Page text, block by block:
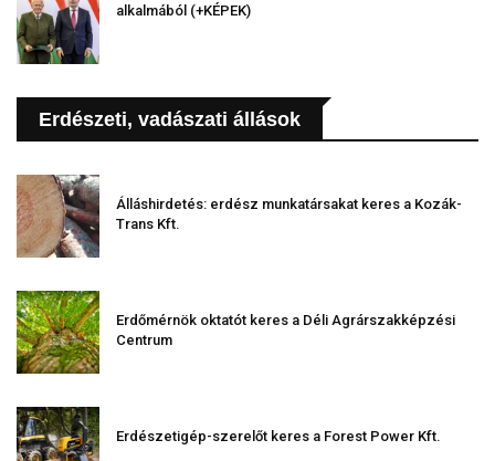
alkalmából (+KÉPEK)
Erdészeti, vadászati állások
Álláshirdetés: erdész munkatársakat keres a Kozák-
Trans Kft.
Erdőmérnök oktatót keres a Déli Agrárszakképzési
Centrum
Erdészetigép-szerelőt keres a Forest Power Kft.